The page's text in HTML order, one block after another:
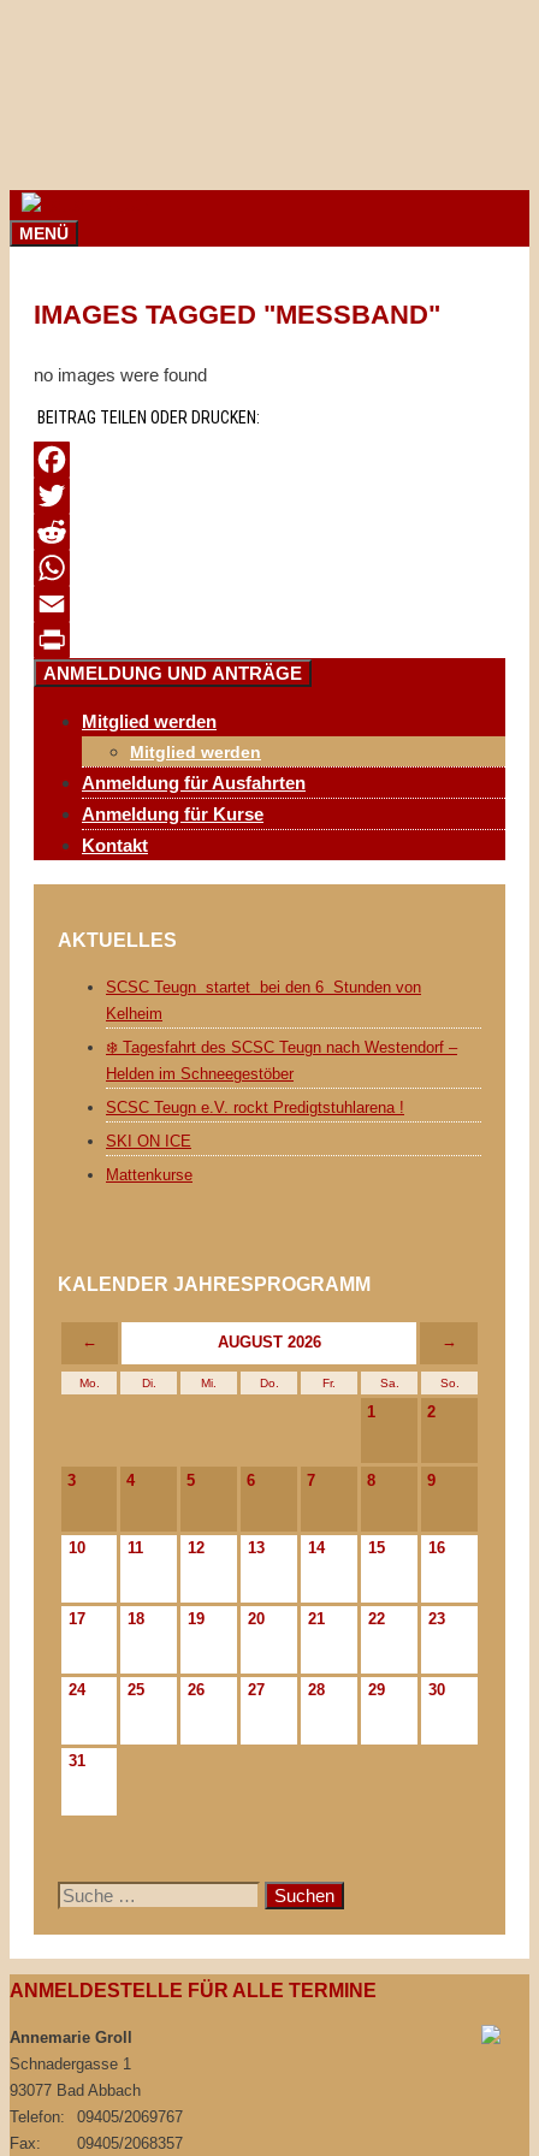
MENÜ
IMAGES TAGGED "MESSBAND"
no images were found
BEITRAG TEILEN ODER DRUCKEN:
Facebook
Twitter
Reddit
WhatsApp
Email
Print
ANMELDUNG UND ANTRÄGE
Mitglied werden
Mitglied werden
Anmeldung für Ausfahrten
Anmeldung für Kurse
Kontakt
AKTUELLES
SCSC Teugn startet bei den 6 Stunden von
Kelheim
❄️ Tagesfahrt des SCSC Teugn nach Westendorf –
Helden im Schneegestöber
SCSC Teugn e.V. rockt Predigtstuhlarena !
SKI ON ICE
Mattenkurse
KALENDER JAHRESPROGRAMM
← AUGUST 2026 →
Mo. Di. Mi. Do. Fr. Sa. So.
1 2
3 4 5 6 7 8 9
10 11 12 13 14 15 16
17 18 19 20 21 22 23
24 25 26 27 28 29 30
31
Suche
ANMELDESTELLE FÜR ALLE TERMINE
Annemarie Groll
Schnadergasse 1
93077 Bad Abbach
Telefon:
09405/2069767
Fax:
09405/2068357